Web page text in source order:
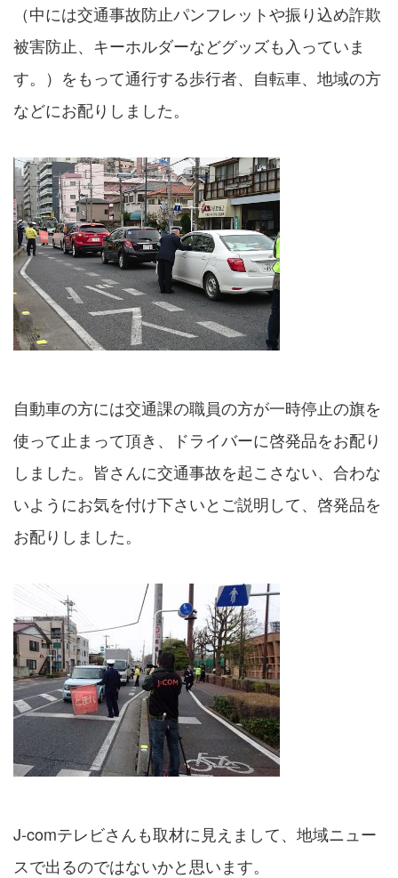
（中には交通事故防止パンフレットや振り込め詐欺
被害防止、キーホルダーなどグッズも入っていま
す。）をもって通行する歩行者、自転車、地域の方
などにお配りしました。
自動車の方には交通課の職員の方が一時停止の旗を
使って止まって頂き、ドライバーに啓発品をお配り
しました。皆さんに交通事故を起こさない、合わな
いようにお気を付け下さいとご説明して、啓発品を
お配りしました。
J-comテレビさんも取材に見えまして、地域ニュー
スで出るのではないかと思います。